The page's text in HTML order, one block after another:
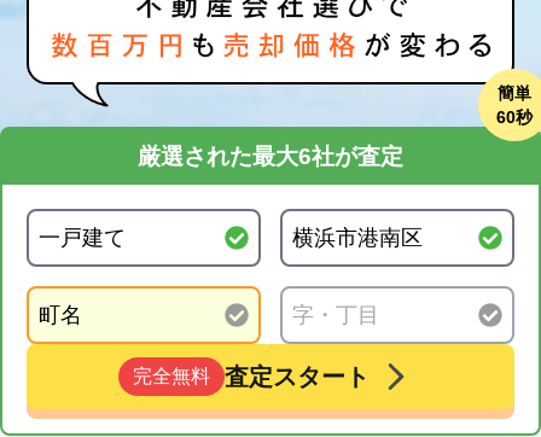
簡単
60秒
厳選された最大6社が査定
完全無料 査定スタート